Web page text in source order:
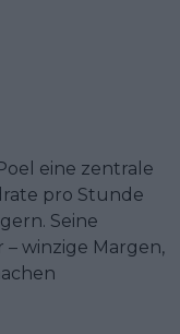
eine zentrale
pro Stunde
Seine
winzige Margen,